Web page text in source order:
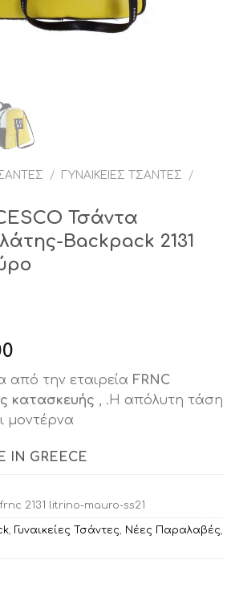
/ ΓΥΝΑΙΚΕΊΕΣ ΤΣΆΝΤΕΣ
/
Τσάντα
Backpack 2131
τρέχουσα
τιμή
είναι:
€49.00.
από την εταιρεία FRNC
κατασκευής , .H απόλυτη τάση
μοντέρνα
IN GREECE
frnc 2131 litrino-mauro-ss21
, Γυναικείες Τσάντες, Νέες Παραλαβές,